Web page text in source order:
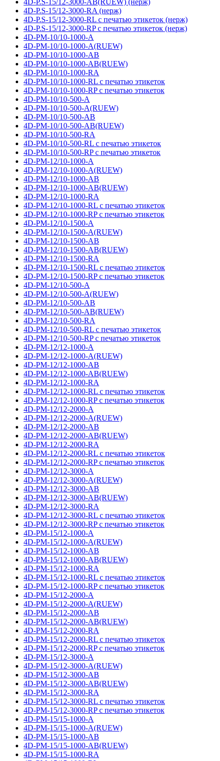
4D-P.S-15/12-3000-AB(RUEW) (нерж)
4D-P.S-15/12-3000-RA (нерж)
4D-P.S-15/12-3000-RL с печатью этикеток (нерж)
4D-P.S-15/12-3000-RP с печатью этикеток (нерж)
4D-PM-10/10-1000-A
4D-PM-10/10-1000-A(RUEW)
4D-PM-10/10-1000-AB
4D-PM-10/10-1000-AB(RUEW)
4D-PM-10/10-1000-RA
4D-PM-10/10-1000-RL с печатью этикеток
4D-PM-10/10-1000-RP с печатью этикеток
4D-PM-10/10-500-A
4D-PM-10/10-500-A(RUEW)
4D-PM-10/10-500-AB
4D-PM-10/10-500-AB(RUEW)
4D-PM-10/10-500-RA
4D-PM-10/10-500-RL с печатью этикеток
4D-PM-10/10-500-RP с печатью этикеток
4D-PM-12/10-1000-A
4D-PM-12/10-1000-A(RUEW)
4D-PM-12/10-1000-AB
4D-PM-12/10-1000-AB(RUEW)
4D-PM-12/10-1000-RA
4D-PM-12/10-1000-RL с печатью этикеток
4D-PM-12/10-1000-RP с печатью этикеток
4D-PM-12/10-1500-A
4D-PM-12/10-1500-A(RUEW)
4D-PM-12/10-1500-AB
4D-PM-12/10-1500-AB(RUEW)
4D-PM-12/10-1500-RA
4D-PM-12/10-1500-RL с печатью этикеток
4D-PM-12/10-1500-RP с печатью этикеток
4D-PM-12/10-500-A
4D-PM-12/10-500-A(RUEW)
4D-PM-12/10-500-AB
4D-PM-12/10-500-AB(RUEW)
4D-PM-12/10-500-RA
4D-PM-12/10-500-RL с печатью этикеток
4D-PM-12/10-500-RP с печатью этикеток
4D-PM-12/12-1000-A
4D-PM-12/12-1000-A(RUEW)
4D-PM-12/12-1000-AB
4D-PM-12/12-1000-AB(RUEW)
4D-PM-12/12-1000-RA
4D-PM-12/12-1000-RL с печатью этикеток
4D-PM-12/12-1000-RP с печатью этикеток
4D-PM-12/12-2000-A
4D-PM-12/12-2000-A(RUEW)
4D-PM-12/12-2000-AB
4D-PM-12/12-2000-AB(RUEW)
4D-PM-12/12-2000-RA
4D-PM-12/12-2000-RL с печатью этикеток
4D-PM-12/12-2000-RP с печатью этикеток
4D-PM-12/12-3000-A
4D-PM-12/12-3000-A(RUEW)
4D-PM-12/12-3000-AB
4D-PM-12/12-3000-AB(RUEW)
4D-PM-12/12-3000-RA
4D-PM-12/12-3000-RL с печатью этикеток
4D-PM-12/12-3000-RP с печатью этикеток
4D-PM-15/12-1000-A
4D-PM-15/12-1000-A(RUEW)
4D-PM-15/12-1000-AB
4D-PM-15/12-1000-AB(RUEW)
4D-PM-15/12-1000-RA
4D-PM-15/12-1000-RL с печатью этикеток
4D-PM-15/12-1000-RP с печатью этикеток
4D-PM-15/12-2000-A
4D-PM-15/12-2000-A(RUEW)
4D-PM-15/12-2000-AB
4D-PM-15/12-2000-AB(RUEW)
4D-PM-15/12-2000-RA
4D-PM-15/12-2000-RL с печатью этикеток
4D-PM-15/12-2000-RP с печатью этикеток
4D-PM-15/12-3000-A
4D-PM-15/12-3000-A(RUEW)
4D-PM-15/12-3000-AB
4D-PM-15/12-3000-AB(RUEW)
4D-PM-15/12-3000-RA
4D-PM-15/12-3000-RL с печатью этикеток
4D-PM-15/12-3000-RP с печатью этикеток
4D-PM-15/15-1000-A
4D-PM-15/15-1000-A(RUEW)
4D-PM-15/15-1000-AB
4D-PM-15/15-1000-AB(RUEW)
4D-PM-15/15-1000-RA